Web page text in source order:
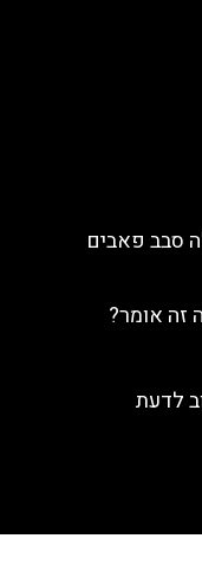
סבב פאבים
זה אומר?
לדעת